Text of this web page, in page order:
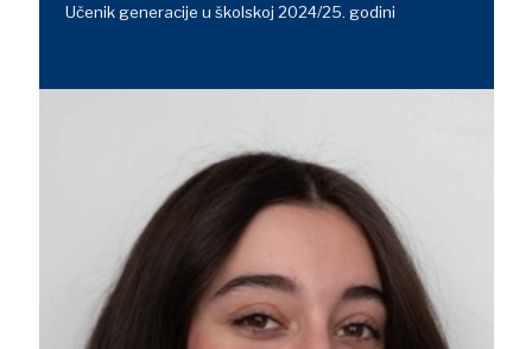
Učenik generacije u školskoj 2024/25. godini